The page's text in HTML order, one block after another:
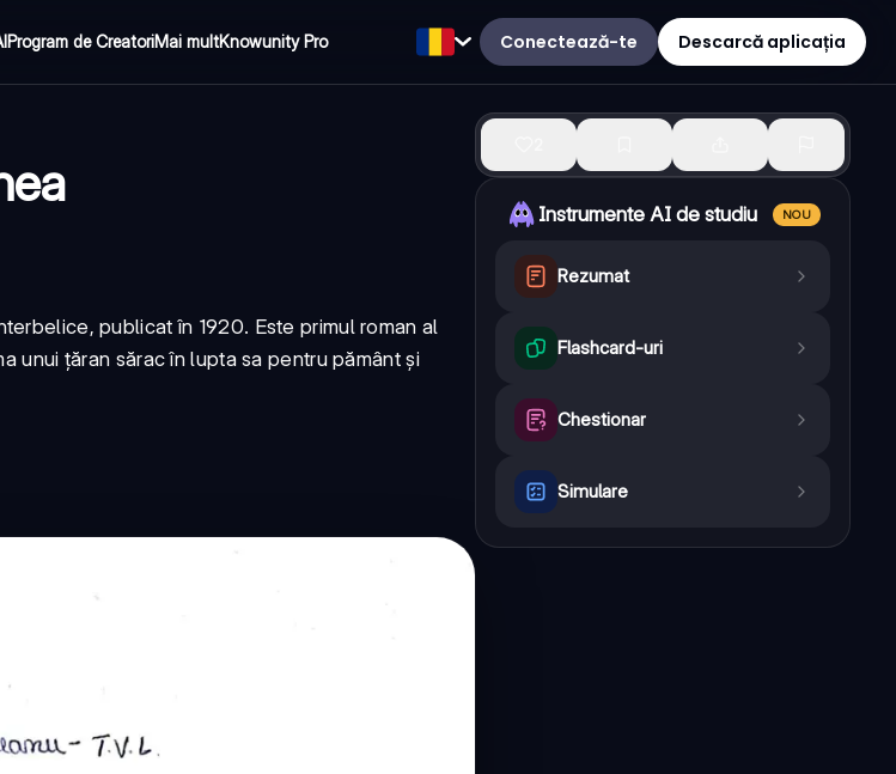
Program de CreatoriMai multKnowunity Pro Conectează-te Descarcă aplicația
publicat în 1920. Este primul roman al
unui țăran sărac în lupta sa pentru pământ și
Instrumente AI de studiu NOU
Rezumat
Flashcard-uri
Chestionar
Simulare